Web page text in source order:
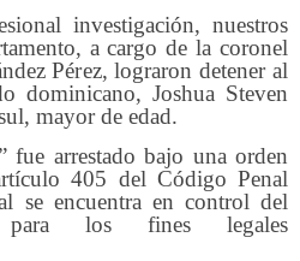
investigación, nuestros
a cargo de la coronel
Pérez, lograron detener al
dominicano, Joshua Steven
mayor de edad.
fue arrestado bajo una orden
405 del Código Penal
se encuentra en control del
para los fines legales